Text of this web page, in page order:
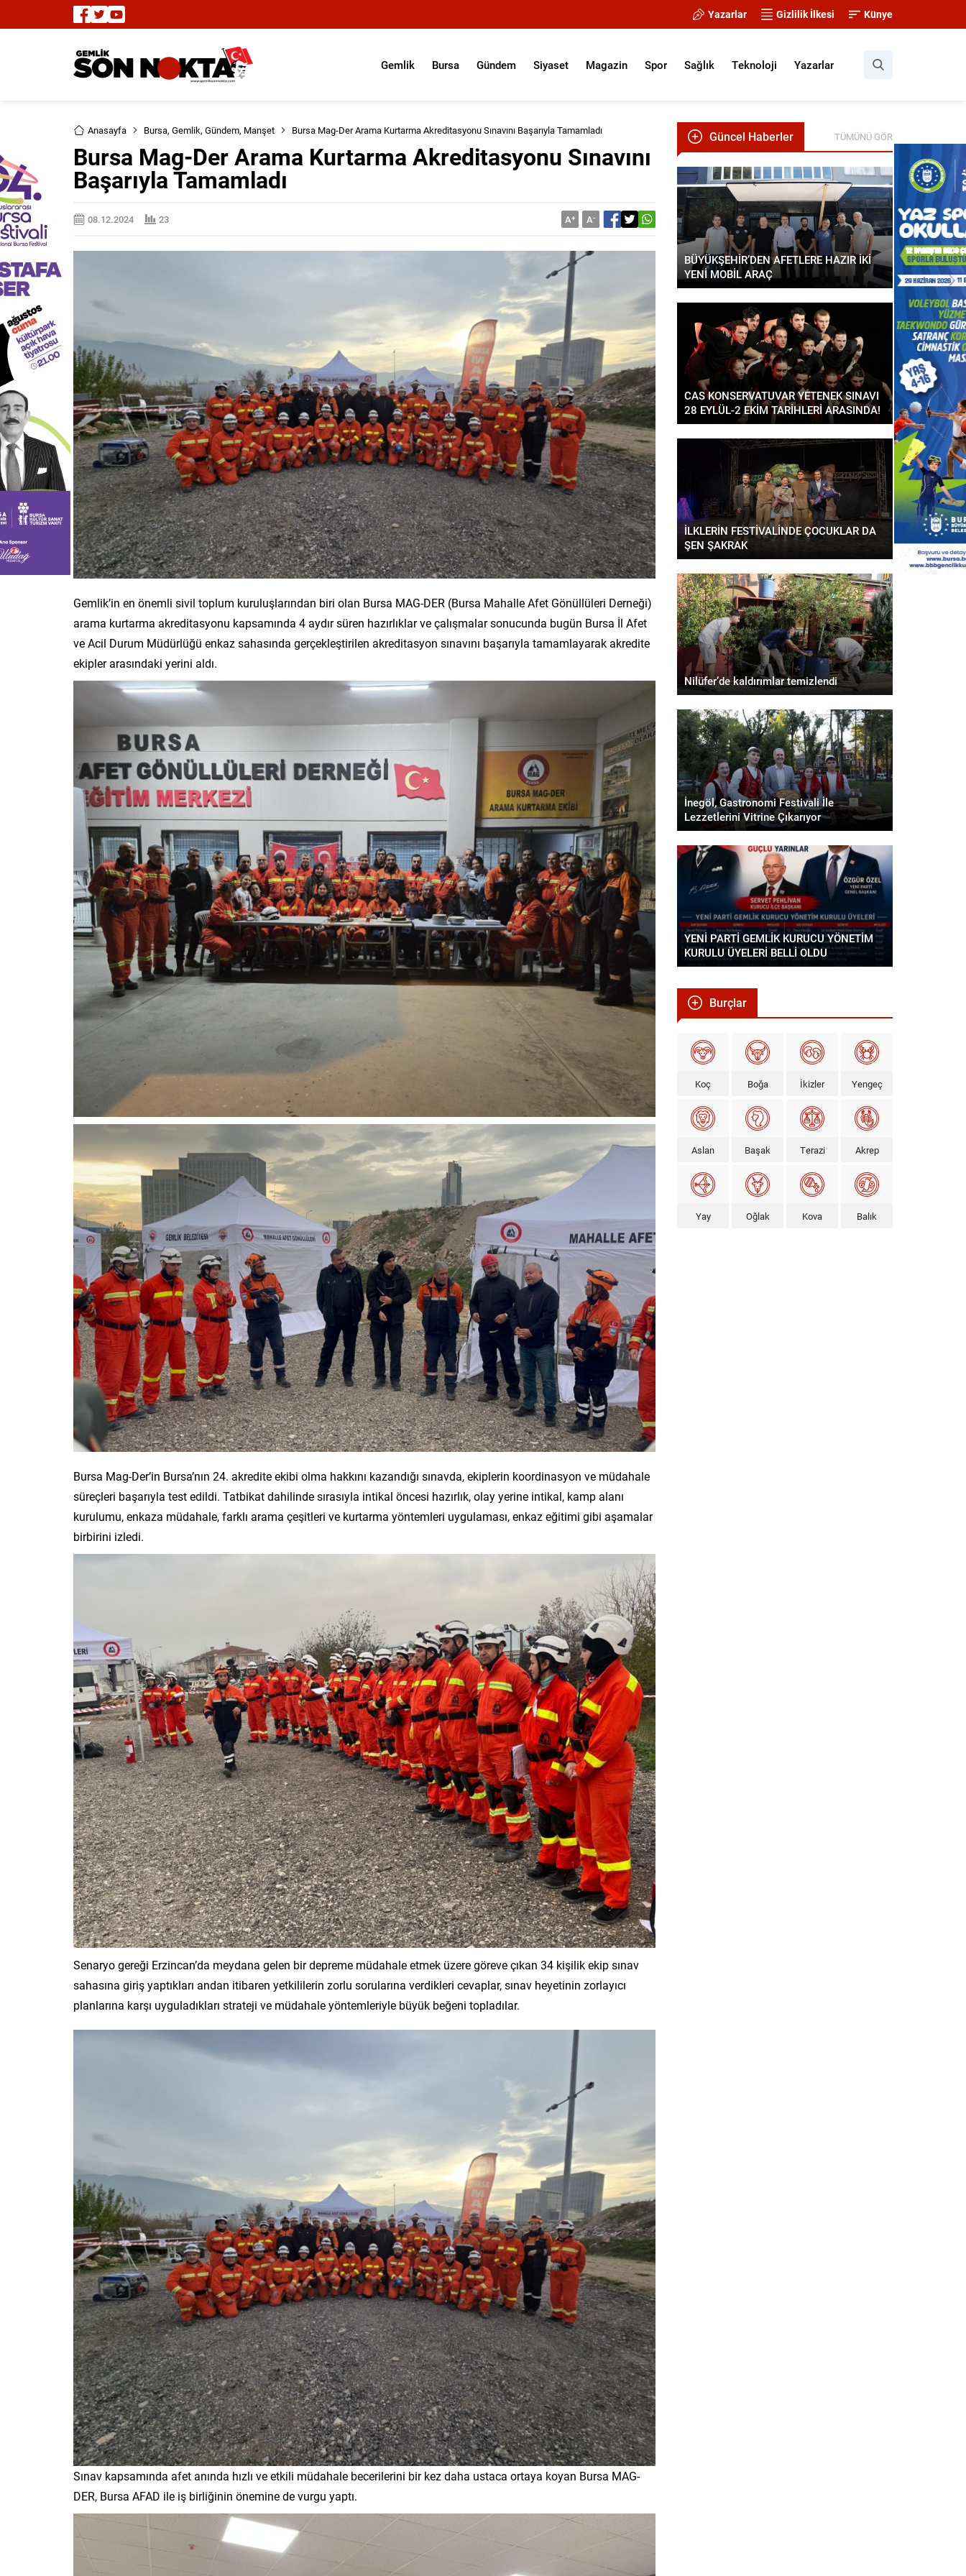
Yazarlar Gizlilik İlkesi Künye
Gemlik Bursa Gündem Siyaset Magazin Spor Sağlık Teknoloji Yazarlar
Anasayfa Bursa, Gemlik, Gündem, Manşet Bursa Mag-Der Arama Kurtarma Akreditasyonu Sınavını Başarıyla Tamamladı
Bursa Mag-Der Arama Kurtarma Akreditasyonu Sınavını
Başarıyla Tamamladı
08.12.2024 23 A+ A-
Gemlik’in en önemli sivil toplum kuruluşlarından biri olan Bursa MAG-DER (Bursa Mahalle Afet Gönüllüleri Derneği)
arama kurtarma akreditasyonu kapsamında 4 aydır süren hazırlıklar ve çalışmalar sonucunda bugün Bursa İl Afet
ve Acil Durum Müdürlüğü enkaz sahasında gerçekleştirilen akreditasyon sınavını başarıyla tamamlayarak akredite
ekipler arasındaki yerini aldı.
Bursa Mag-Der’in Bursa’nın 24. akredite ekibi olma hakkını kazandığı sınavda, ekiplerin koordinasyon ve müdahale
süreçleri başarıyla test edildi. Tatbikat dahilinde sırasıyla intikal öncesi hazırlık, olay yerine intikal, kamp alanı
kurulumu, enkaza müdahale, farklı arama çeşitleri ve kurtarma yöntemleri uygulaması, enkaz eğitimi gibi aşamalar
birbirini izledi.
Senaryo gereği Erzincan’da meydana gelen bir depreme müdahale etmek üzere göreve çıkan 34 kişilik ekip sınav
sahasına giriş yaptıkları andan itibaren yetkililerin zorlu sorularına verdikleri cevaplar, sınav heyetinin zorlayıcı
planlarına karşı uyguladıkları strateji ve müdahale yöntemleriyle büyük beğeni topladılar.
Sınav kapsamında afet anında hızlı ve etkili müdahale becerilerini bir kez daha ustaca ortaya koyan Bursa MAG-
DER, Bursa AFAD ile iş birliğinin önemine de vurgu yaptı.
Güncel Haberler TÜMÜNÜ GÖR
BÜYÜKŞEHİR’DEN AFETLERE HAZIR İKİ
YENİ MOBİL ARAÇ
CAS KONSERVATUVAR YETENEK SINAVI
28 EYLÜL-2 EKİM TARİHLERİ ARASINDA!
İLKLERİN FESTİVALİNDE ÇOCUKLAR DA
ŞEN ŞAKRAK
Nilüfer’de kaldırımlar temizlendi
İnegöl, Gastronomi Festivali İle
Lezzetlerini Vitrine Çıkarıyor
YENİ PARTİ GEMLİK KURUCU YÖNETİM
KURULU ÜYELERİ BELLİ OLDU
Burçlar
Koç Boğa İkizler Yengeç
Aslan Başak Terazi Akrep
Yay Oğlak Kova Balık